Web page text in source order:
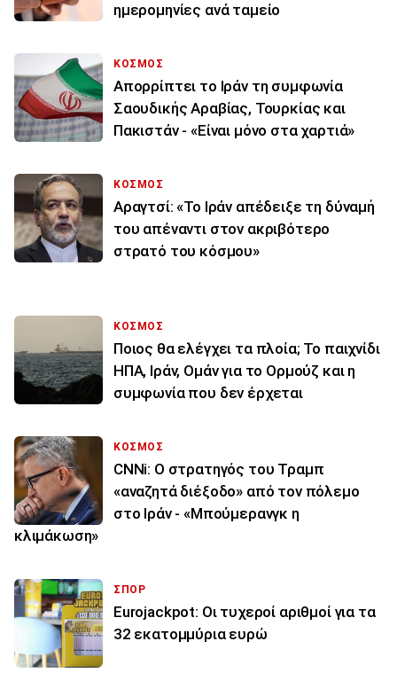
ημερομηνίες ανά ταμείο
ΚΟΣΜΟΣ
Απορρίπτει το Ιράν τη συμφωνία
Σαουδικής Αραβίας, Τουρκίας και
Πακιστάν - «Είναι μόνο στα χαρτιά»
ΚΟΣΜΟΣ
Αραγτσί: «Το Ιράν απέδειξε τη δύναμή
του απέναντι στον ακριβότερο
στρατό του κόσμου»
ΚΟΣΜΟΣ
Ποιος θα ελέγχει τα πλοία; Το παιχνίδι
ΗΠΑ, Ιράν, Ομάν για το Ορμούζ και η
συμφωνία που δεν έρχεται
ΚΟΣΜΟΣ
CNNi: Ο στρατηγός του Τραμπ
«αναζητά διέξοδο» από τον πόλεμο
στο Ιράν - «Μπούμερανγκ η
κλιμάκωση»
ΣΠΟΡ
Eurojackpot: Οι τυχεροί αριθμοί για τα
32 εκατoμμύρια ευρώ